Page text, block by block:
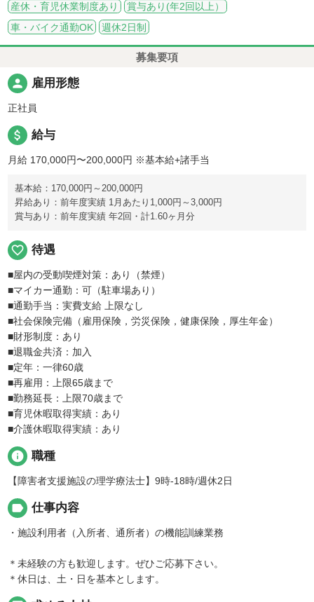
産休・育児休業制度あり
賞与あり(年2回以上）
車・バイク通勤OK
週休2日制
募集要項
person 雇用形態
正社員
attach_money 給与
月給 170,000円〜200,000円 ※基本給+諸手当
基本給：170,000円～200,000円
昇給あり：前年度実績 1月あたり1,000円～3,000円
賞与あり：前年度実績 年2回・計1.60ヶ月分
favorite_border 待遇
■屋内の受動喫煙対策：あり（禁煙）
■マイカー通勤：可（駐車場あり）
■通勤手当：実費支給 上限なし
■社会保険完備（雇用保険，労災保険，健康保険，厚生年金）
■財形制度：あり
■退職金共済：加入
■定年：一律60歳
■再雇用：上限65歳まで
■勤務延長：上限70歳まで
■育児休暇取得実績：あり
■介護休暇取得実績：あり
info 職種
【障害者支援施設の理学療法士】9時-18時/週休2日
label 仕事内容
・施設利用者（入所者、通所者）の機能訓練業務
＊未経験の方も歓迎します。ぜひご応募下さい。
＊休日は、土・日を基本とします。